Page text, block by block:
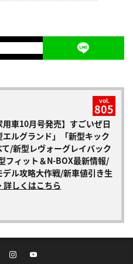
vol.
805
用車10月号発売】すごいぜ日
エルグランド」「新型キック
て/新型レヴォーグレイバック
フィット＆N-BOX最新情報/
デル攻略大作戦/新車値引き生
しくはこちら